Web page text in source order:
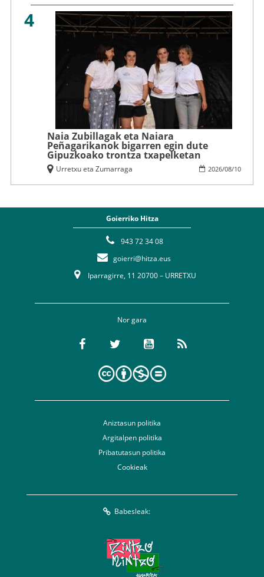
4
Naia Zubillagak eta Naiara
Peñagarikanok bigarren egin dute
Gipuzkoako trontza txapelketan
2026/08/10
Urretxu eta Zumarraga
Goierriko Hitza
943 72 34 08
goierri@hitza.eus
Iparragirre, 11 20700 – URRETXU
Nor gara
Aniztasun politika
Argitalpen politika
Pribatutasun politika
Cookieak
Babesleak: